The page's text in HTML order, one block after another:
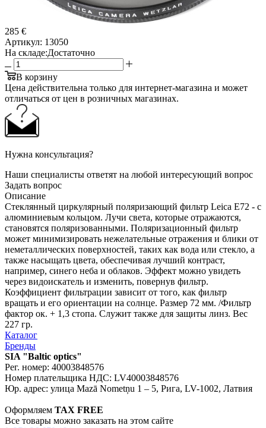
285 €
Артикул: 13050
На складе:Достаточно
В корзину
Цена действительна только для интернет-магазина и может
отличаться от цен в розничных магазинах.
Нужна консультация?
Наши специалисты ответят на любой интересующий вопрос
Задать вопрос
Описание
Стеклянный циркулярный поляризающий фильтр Leica E72 - с
алюминиевым кольцом. Лучи света, которые отражаются,
становятся поляризованными. Поляризационный фильтр
может минимизировать нежелательные отражения и блики от
неметаллических поверхностей, таких как вода или стекло, а
также насыщать цвета, обеспечивая лучший контраст,
например, синего неба и облаков. Эффект можно увидеть
через видоискатель и изменить, повернув фильтр.
Коэффициент фильтрации зависит от того, как фильтр
вращать и его ориентации на солнце. Размер 72 мм. /Фильтр
фактор ок. + 1,3 стопа. Служит также для защиты линз. Вес
227 гр.
Каталог
Бренды
SIA "Baltic optics"
Рег. номер: 40003848576
Номер плательщика НДС: LV40003848576
Юр. адрес: улица Mazā Nometņu 1 – 5, Рига, LV-1002, Латвия
Оформляем TAX FREE
Все товары можно заказать на этом сайте